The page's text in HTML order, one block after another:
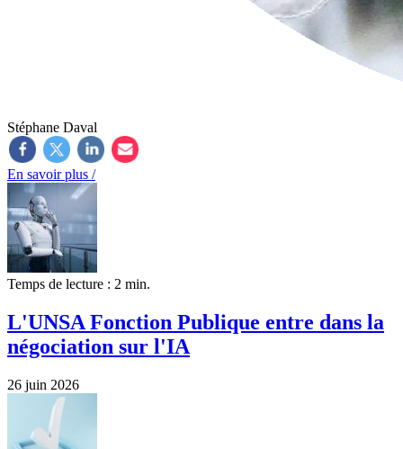
Stéphane Daval
En savoir plus /
Temps de lecture : 2 min.
L'UNSA Fonction Publique entre dans la
négociation sur l'IA
26 juin 2026